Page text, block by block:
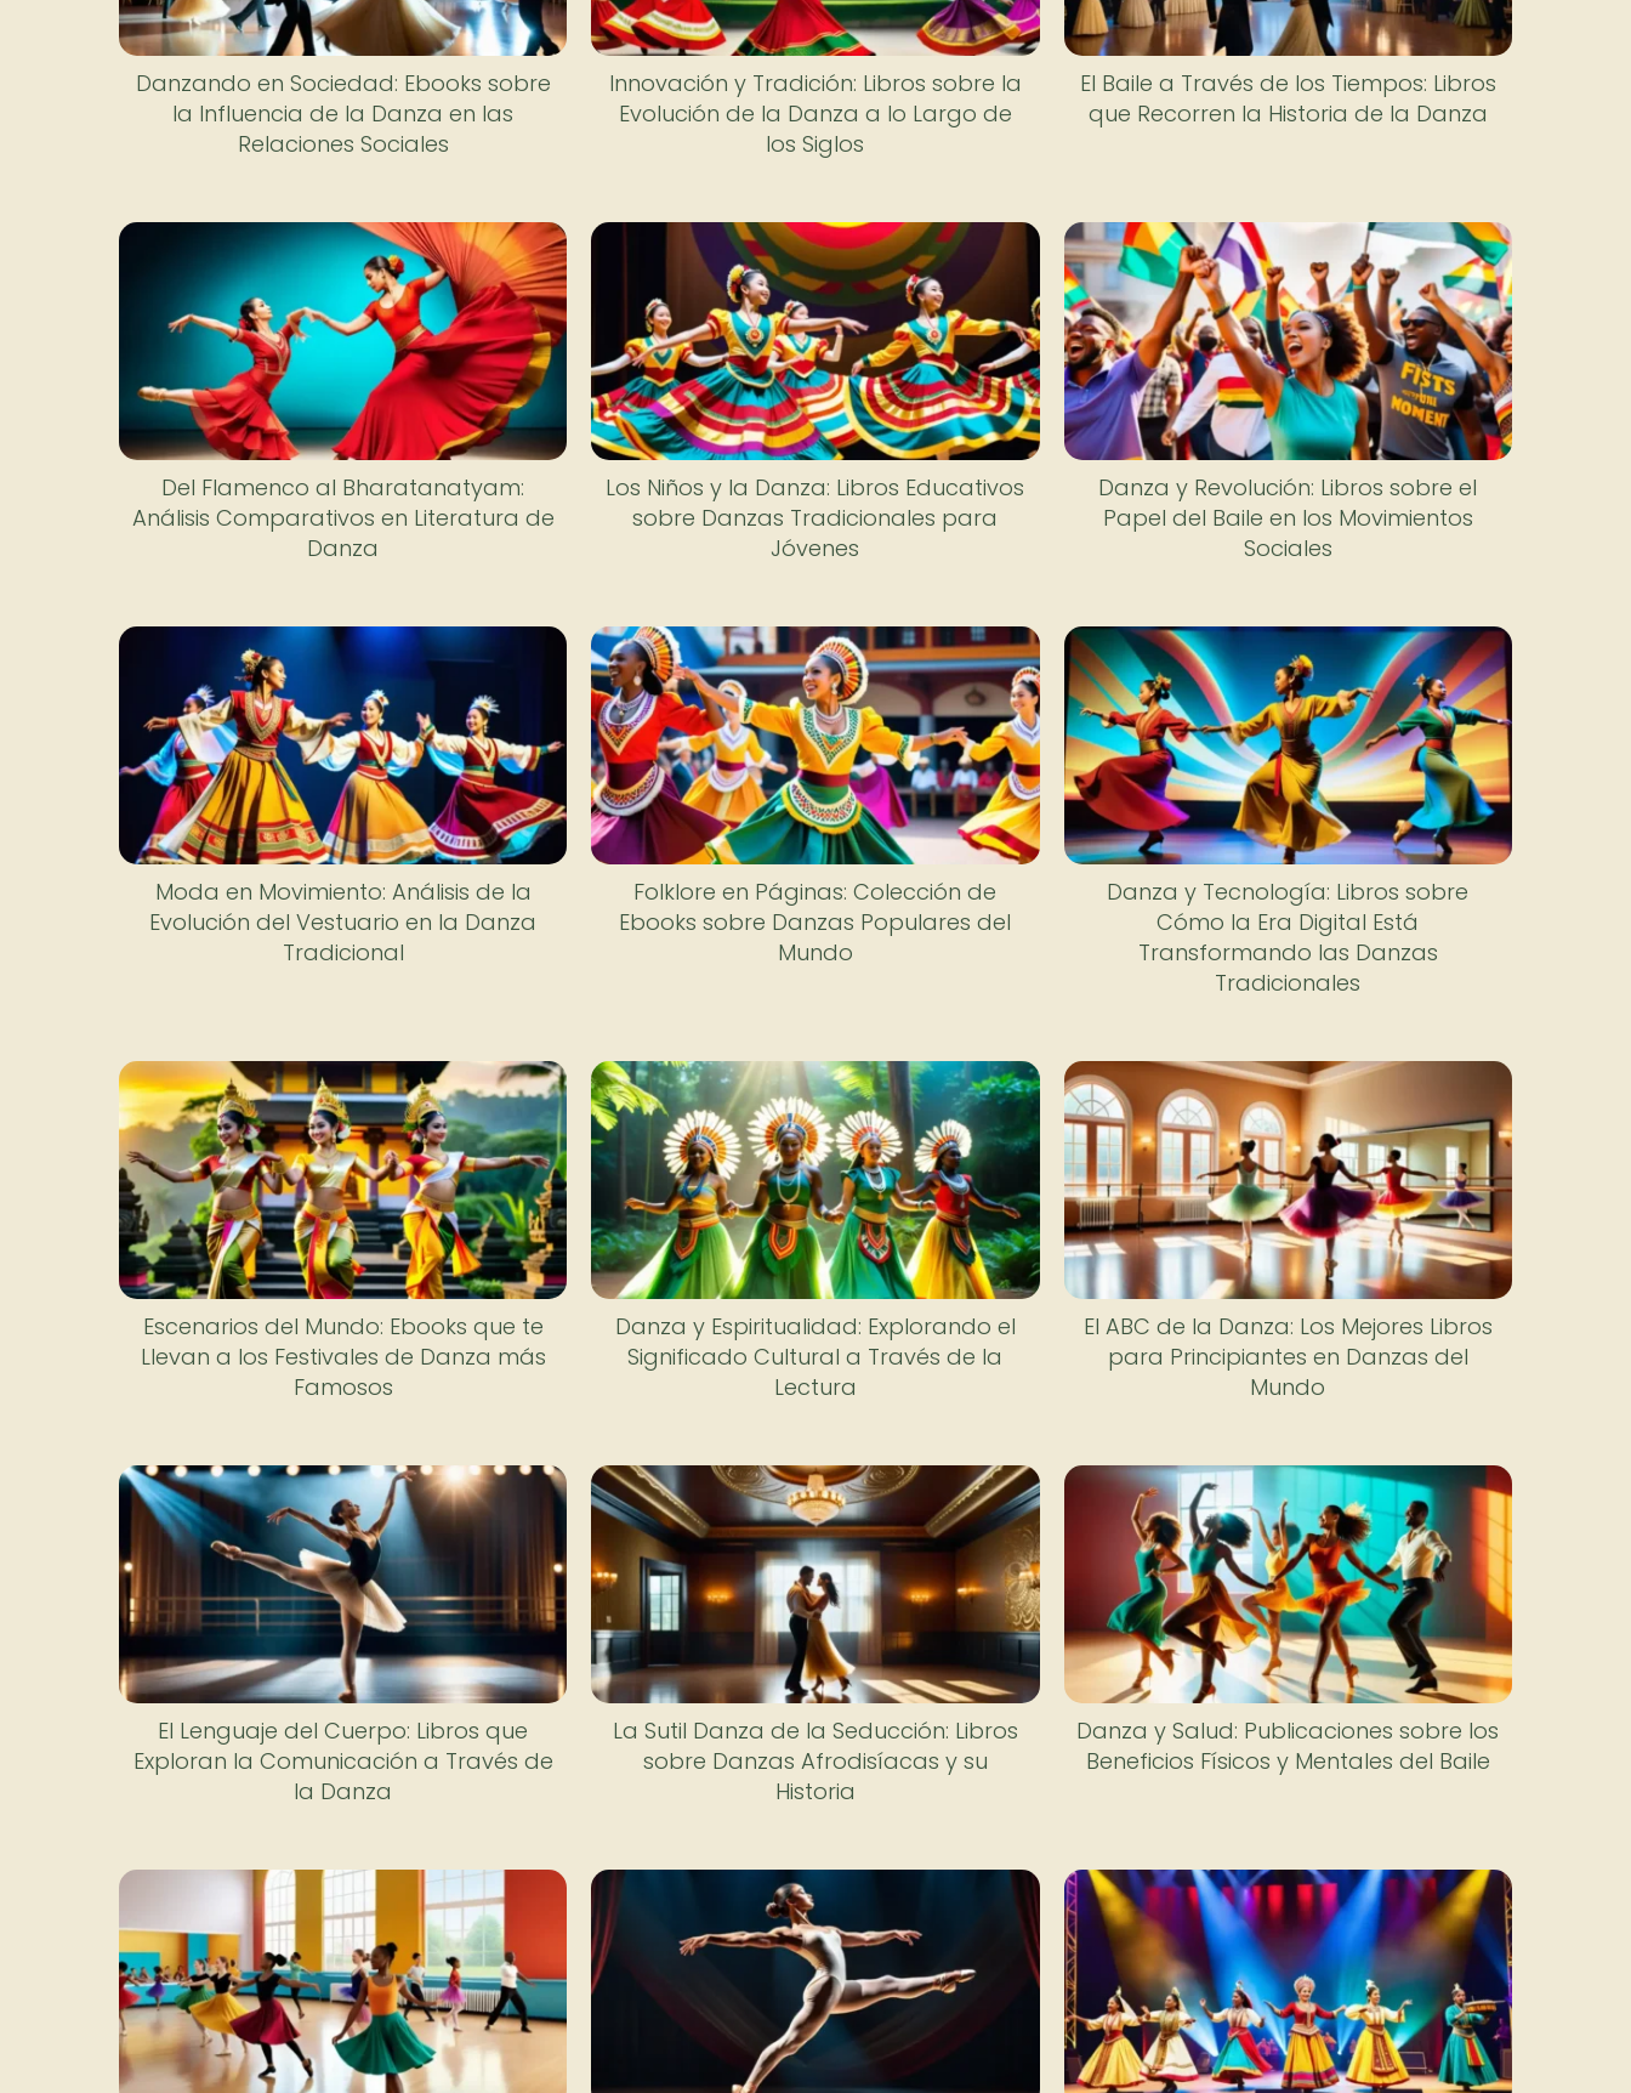
Danzando en Sociedad: Ebooks sobre
la Influencia de la Danza en las
Relaciones Sociales
Innovación y Tradición: Libros sobre la
Evolución de la Danza a lo Largo de
los Siglos
El Baile a Través de los Tiempos: Libros
que Recorren la Historia de la Danza
Del Flamenco al Bharatanatyam:
Análisis Comparativos en Literatura de
Danza
Los Niños y la Danza: Libros Educativos
sobre Danzas Tradicionales para
Jóvenes
Danza y Revolución: Libros sobre el
Papel del Baile en los Movimientos
Sociales
Moda en Movimiento: Análisis de la
Evolución del Vestuario en la Danza
Tradicional
Folklore en Páginas: Colección de
Ebooks sobre Danzas Populares del
Mundo
Danza y Tecnología: Libros sobre
Cómo la Era Digital Está
Transformando las Danzas
Tradicionales
Escenarios del Mundo: Ebooks que te
Llevan a los Festivales de Danza más
Famosos
Danza y Espiritualidad: Explorando el
Significado Cultural a Través de la
Lectura
El ABC de la Danza: Los Mejores Libros
para Principiantes en Danzas del
Mundo
El Lenguaje del Cuerpo: Libros que
Exploran la Comunicación a Través de
la Danza
La Sutil Danza de la Seducción: Libros
sobre Danzas Afrodisíacas y su
Historia
Danza y Salud: Publicaciones sobre los
Beneficios Físicos y Mentales del Baile